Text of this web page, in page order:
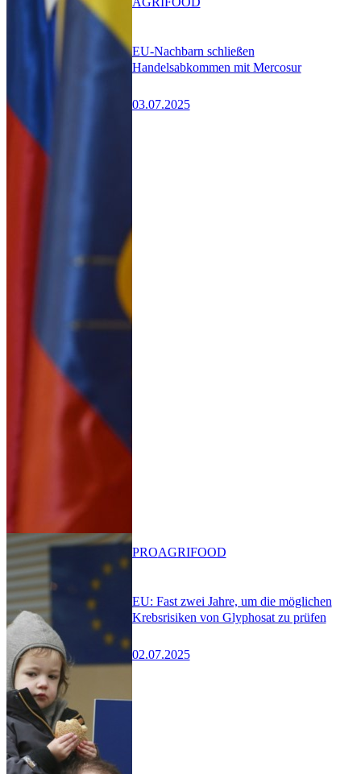
EU-Nachbarn schließen
Handelsabkommen mit Mercosur
03.07.2025
EU: Fast zwei Jahre, um die möglichen
Krebsrisiken von Glyphosat zu prüfen
02.07.2025
PROAGRIFOOD